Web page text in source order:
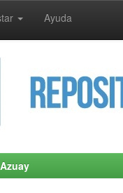
Ayuda